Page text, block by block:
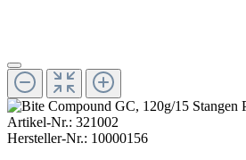
Artikel-Nr.: 321002
Hersteller-Nr.: 10000156